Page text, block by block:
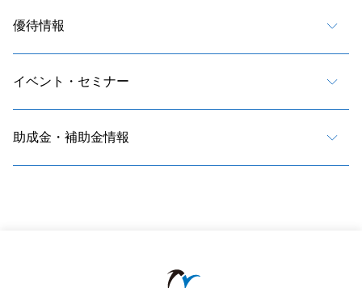
優待情報
イベント・セミナー
助成金・補助金情報